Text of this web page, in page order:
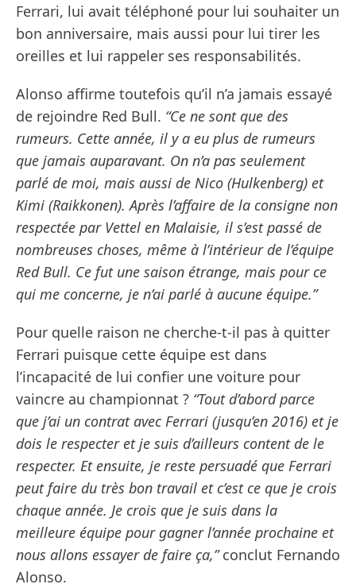
Ferrari, lui avait téléphoné pour lui souhaiter un
bon anniversaire, mais aussi pour lui tirer les
oreilles et lui rappeler ses responsabilités.
Alonso affirme toutefois qu’il n’a jamais essayé
de rejoindre Red Bull. “Ce ne sont que des
rumeurs. Cette année, il y a eu plus de rumeurs
que jamais auparavant. On n’a pas seulement
parlé de moi, mais aussi de Nico (Hulkenberg) et
Kimi (Raikkonen). Après l’affaire de la consigne non
respectée par Vettel en Malaisie, il s’est passé de
nombreuses choses, même à l’intérieur de l’équipe
Red Bull. Ce fut une saison étrange, mais pour ce
qui me concerne, je n’ai parlé à aucune équipe.”
Pour quelle raison ne cherche-t-il pas à quitter
Ferrari puisque cette équipe est dans
l’incapacité de lui confier une voiture pour
vaincre au championnat ? “Tout d’abord parce
que j’ai un contrat avec Ferrari (jusqu’en 2016) et je
dois le respecter et je suis d’ailleurs content de le
respecter. Et ensuite, je reste persuadé que Ferrari
peut faire du très bon travail et c’est ce que je crois
chaque année. Je crois que je suis dans la
meilleure équipe pour gagner l’année prochaine et
nous allons essayer de faire ça,”conclut Fernando
Alonso.